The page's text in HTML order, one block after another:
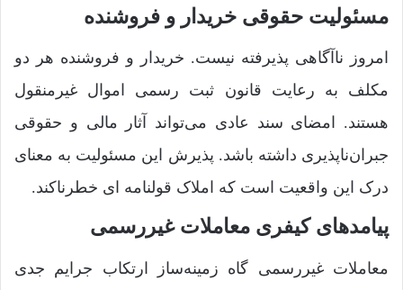
مسئولیت حقوقی خریدار و فروشنده
امروز ناآگاهی پذیرفته نیست. خریدار و فروشنده هر دو
مکلف به رعایت قانون ثبت رسمی اموال غیرمنقول
هستند. امضای سند عادی می‌تواند آثار مالی و حقوقی
جبران‌ناپذیری داشته باشد. پذیرش این مسئولیت به معنای
درک این واقعیت است که املاک قولنامه ای خطرناکند.
پیامدهای کیفری معاملات غیررسمی
معاملات غیررسمی گاه زمینه‌ساز ارتکاب جرایم جدی